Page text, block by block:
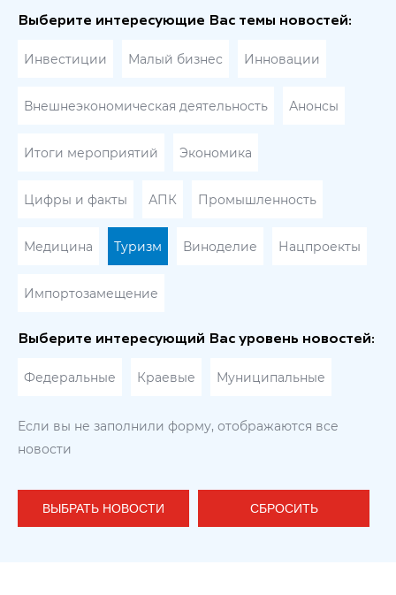
Выберите интересующие Вас темы новостей:
Инвестиции Малый бизнес Инновации
Внешнеэкономическая деятельность Анонсы
Итоги мероприятий Экономика
Цифры и факты АПК Промышленность
Медицина Туризм Виноделие Нацпроекты
Импортозамещение
Выберите интересующий Вас уровень новостей:
Федеральные Краевые Муниципальные
Если вы не заполнили форму, отображаются все
новости
ВЫБРАТЬ НОВОСТИ СБРОСИТЬ